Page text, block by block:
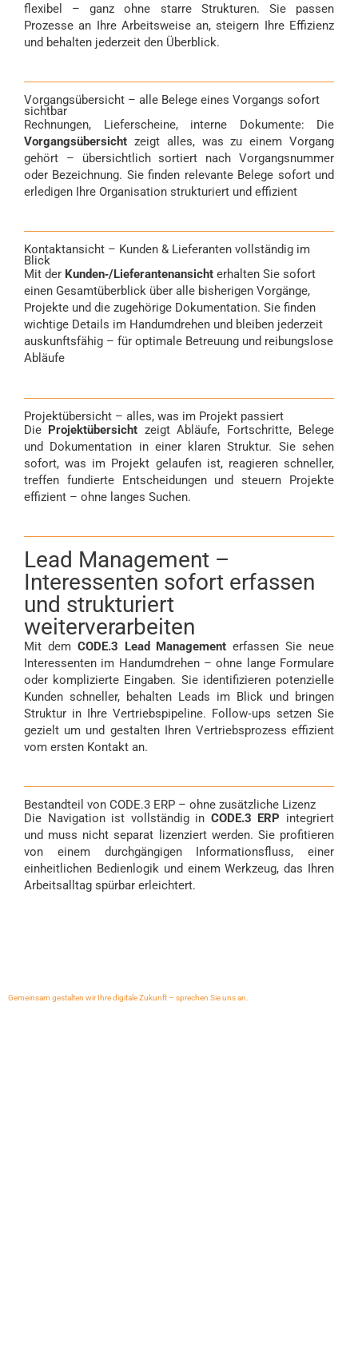
flexibel – ganz ohne starre Strukturen. Sie passen
Prozesse an Ihre Arbeitsweise an, steigern Ihre Effizienz
und behalten jederzeit den Überblick.
Vorgangsübersicht – alle Belege eines Vorgangs sofort
sichtbar
Rechnungen, Lieferscheine, interne Dokumente: Die
Vorgangsübersicht zeigt alles, was zu einem Vorgang
gehört – übersichtlich sortiert nach Vorgangsnummer
oder Bezeichnung. Sie finden relevante Belege sofort und
erledigen Ihre Organisation strukturiert und effizient
Kontaktansicht – Kunden & Lieferanten vollständig im
Blick
Mit der Kunden‑/Lieferantenansicht erhalten Sie sofort
einen Gesamtüberblick über alle bisherigen Vorgänge,
Projekte und die zugehörige Dokumentation. Sie finden
wichtige Details im Handumdrehen und bleiben jederzeit
auskunftsfähig – für optimale Betreuung und reibungslose
Abläufe
Projektübersicht – alles, was im Projekt passiert
Die Projektübersicht zeigt Abläufe, Fortschritte, Belege
und Dokumentation in einer klaren Struktur. Sie sehen
sofort, was im Projekt gelaufen ist, reagieren schneller,
treffen fundierte Entscheidungen und steuern Projekte
effizient – ohne langes Suchen.
Lead Management –
Interessenten sofort erfassen
und strukturiert
weiterverarbeiten
Mit dem CODE.3 Lead Management erfassen Sie neue
Interessenten im Handumdrehen – ohne lange Formulare
oder komplizierte Eingaben. Sie identifizieren potenzielle
Kunden schneller, behalten Leads im Blick und bringen
Struktur in Ihre Vertriebspipeline. Follow‑ups setzen Sie
gezielt um und gestalten Ihren Vertriebsprozess effizient
vom ersten Kontakt an.
Bestandteil von CODE.3 ERP – ohne zusätzliche Lizenz
Die Navigation ist vollständig in CODE.3 ERP integriert
und muss nicht separat lizenziert werden. Sie profitieren
von einem durchgängigen Informationsfluss, einer
einheitlichen Bedienlogik und einem Werkzeug, das Ihren
Arbeitsalltag spürbar erleichtert.
Gemeinsam gestalten wir Ihre digitale Zukunft – sprechen Sie uns an.